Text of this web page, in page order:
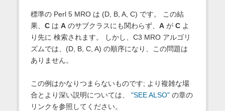
標準の Perl 5 MRO は (D, B, A, C) です。 この結
果、 Cは Aのサブクラスにも関わらず、 Aが Cよ
り先に 検索されます。 しかし、C3 MRO アルゴリ
ズムでは、(D, B, C, A) の順序になり、この問題は
ありません。
この例はかなりつまらないものです; より複雑な場
合とより深い説明については、 "SEE ALSO"の章の
リンクを参照してください。